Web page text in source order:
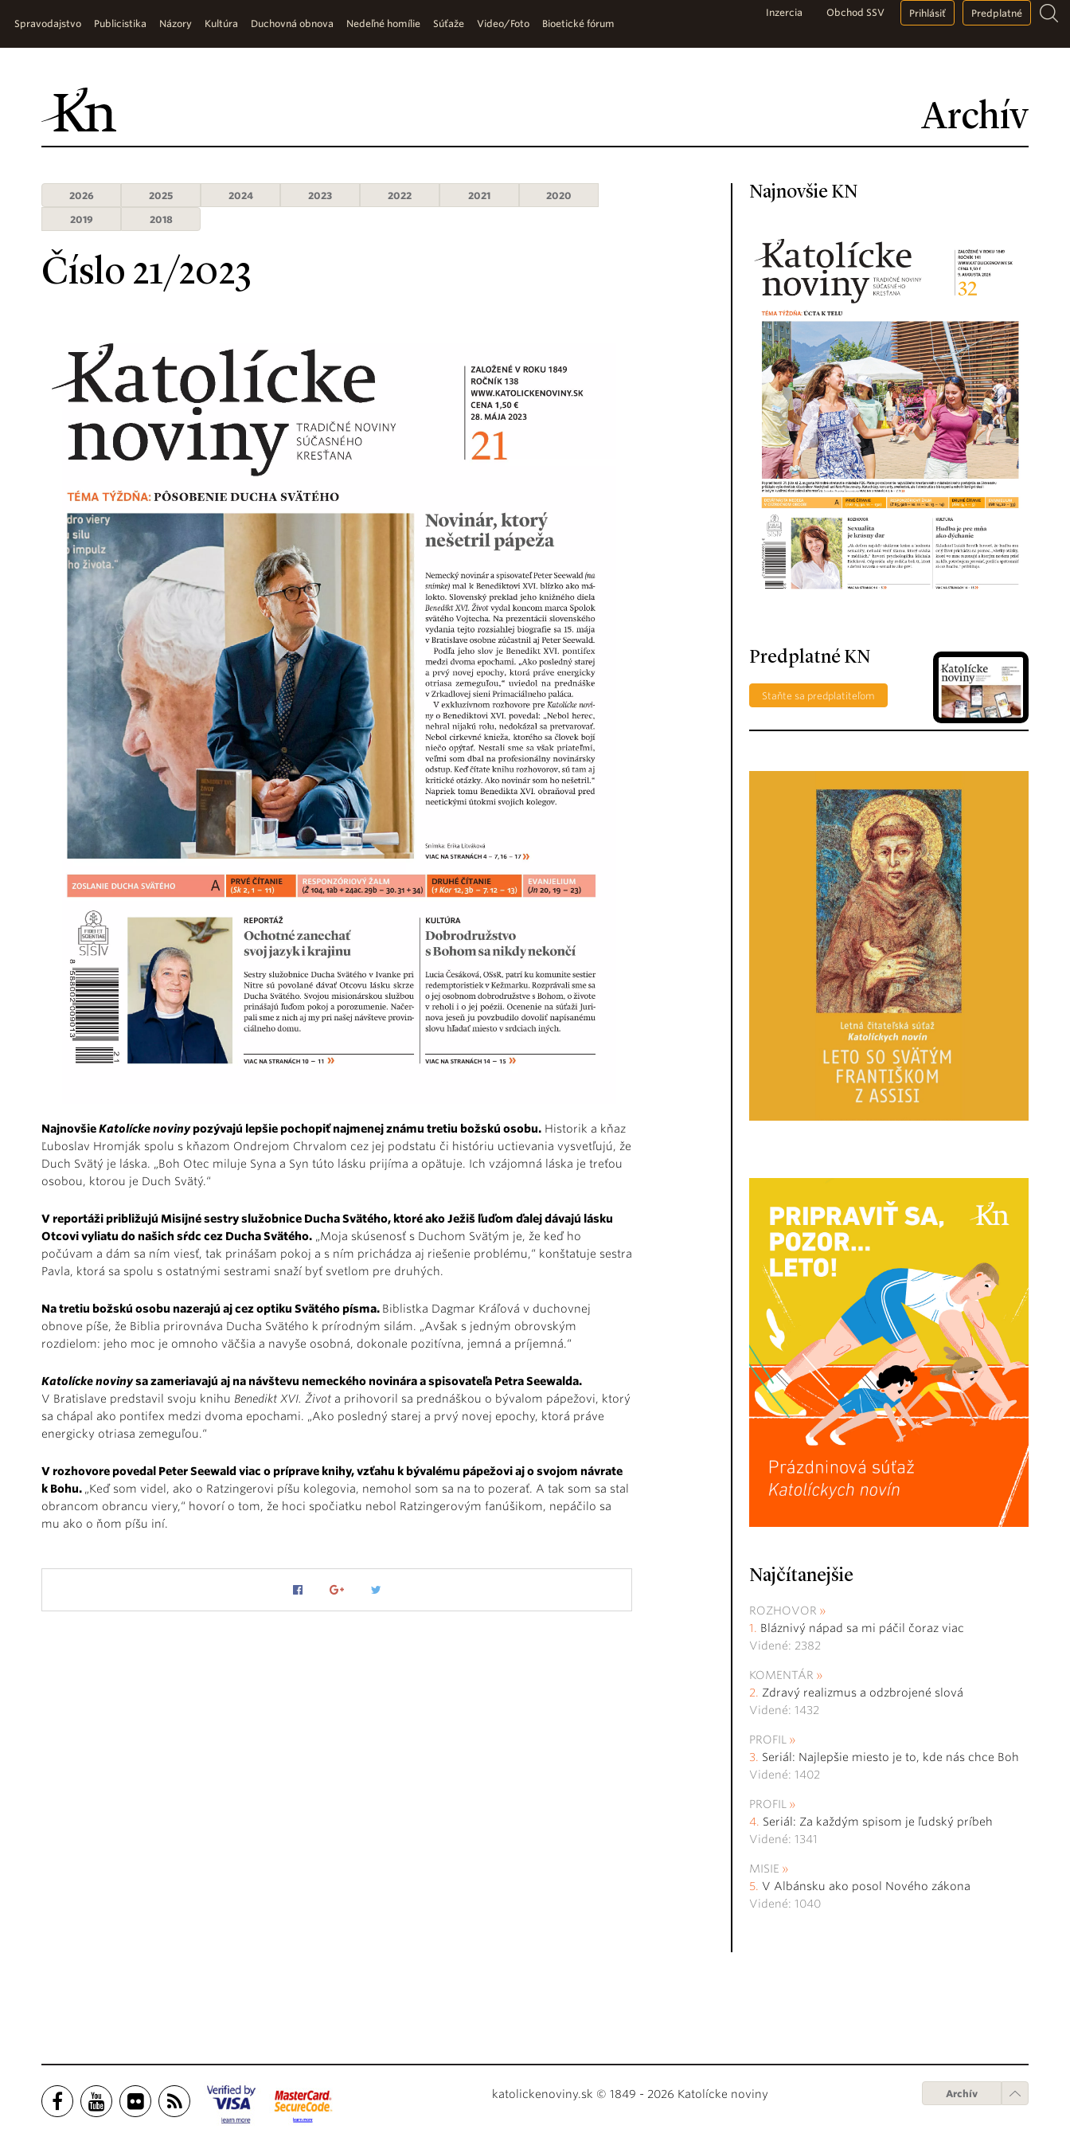
Archív
Spravodajstvo Publicistika Názory Kultúra Duchovná obnova Nedeľné homílie Súťaže Video/Foto Bioetické fórum
Inzercia Obchod SSV Prihlásiť Predplatné
2026 2025 2024 2023 2022 2021
2020
2019
2018
Číslo 21/2023
NajnovšieKatolícke novinypozývajú lepšie pochopiť najmenej známu tretiu božskú osobu. Historik a kňaz
Ľuboslav Hromják spolu s kňazom Ondrejom Chrvalom cez jej podstatu či históriu uctievania vysvetľujú, že
Duch Svätý je láska. „Boh Otec miluje Syna a Syn túto lásku prijíma a opätuje. Ich vzájomná láska je treťou
osobou, ktorou je Duch Svätý.“
V reportáži približujú Misijné sestry služobnice Ducha Svätého, ktoré ako Ježiš ľuďom ďalej dávajú lásku
Otcovi vyliatu do našich sŕdc cez Ducha Svätého. „Moja skúsenosť s Duchom Svätým je, že keď ho
počúvam a dám sa ním viesť, tak prinášam pokoj a s ním prichádza aj riešenie problému,“ konštatuje sestra
Pavla, ktorá sa spolu s ostatnými sestrami snaží byť svetlom pre druhých.
Na tretiu božskú osobu nazerajú aj cez optiku Svätého písma. Biblistka Dagmar Kráľová v duchovnej
obnove píše, že Biblia prirovnáva Ducha Svätého k prírodným silám. „Avšak s jedným obrovským
rozdielom: jeho moc je omnoho väčšia a navyše osobná, dokonale pozitívna, jemná a príjemná.“
Katolícke novinysa zameriavajú aj na návštevu nemeckého novinára a spisovateľa Petra Seewalda.
V Bratislave predstavil svoju knihu Benedikt XVI. Život a prihovoril sa prednáškou o bývalom pápežovi, ktorý
sa chápal ako pontifex medzi dvoma epochami. „Ako posledný starej a prvý novej epochy, ktorá práve
energicky otriasa zemeguľou.“
V rozhovore povedal Peter Seewald viac o príprave knihy, vzťahu k bývalému pápežovi aj o svojom návrate
k Bohu. „Keď som videl, ako o Ratzingerovi píšu kolegovia, nemohol som sa na to pozerať. A tak som sa stal
obrancom obrancu viery,“ hovorí o tom, že hoci spočiatku nebol Ratzingerovým fanúšikom, nepáčilo sa
mu ako o ňom píšu iní.
Najnovšie KN
Predplatné KN
Staňte sa predplatiteľom
Najčítanejšie
ROZHOVOR
Bláznivý nápad sa mi páčil čoraz viac
Videné: 2382
KOMENTÁR
Zdravý realizmus a odzbrojené slová
Videné: 1432
PROFIL
Seriál: Najlepšie miesto je to, kde nás chce Boh
Videné: 1402
PROFIL
Seriál: Za každým spisom je ľudský príbeh
Videné: 1341
MISIE
V Albánsku ako posol Nového zákona
Videné: 1040
katolickenoviny.sk © 1849 - 2026 Katolícke noviny Archív